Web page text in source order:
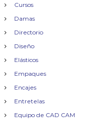
Cursos
Damas
Directorio
Diseño
Elásticos
Empaques
Encajes
Entretelas
Equipo de CAD CAM